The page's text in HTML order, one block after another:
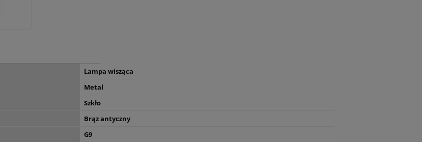
Lampa wisząca
Metal
Szkło
Brąz antyczny
G9